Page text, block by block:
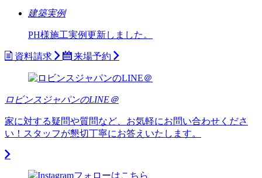
建築実例
PH様施工実例更新しました。
資料請求 来場予約
ロビンスジャパンのLINE＠
家に対する疑問や質問など、お気軽にお問い合わせくださ
い！スタッフが懇切丁寧にお答えいたします。